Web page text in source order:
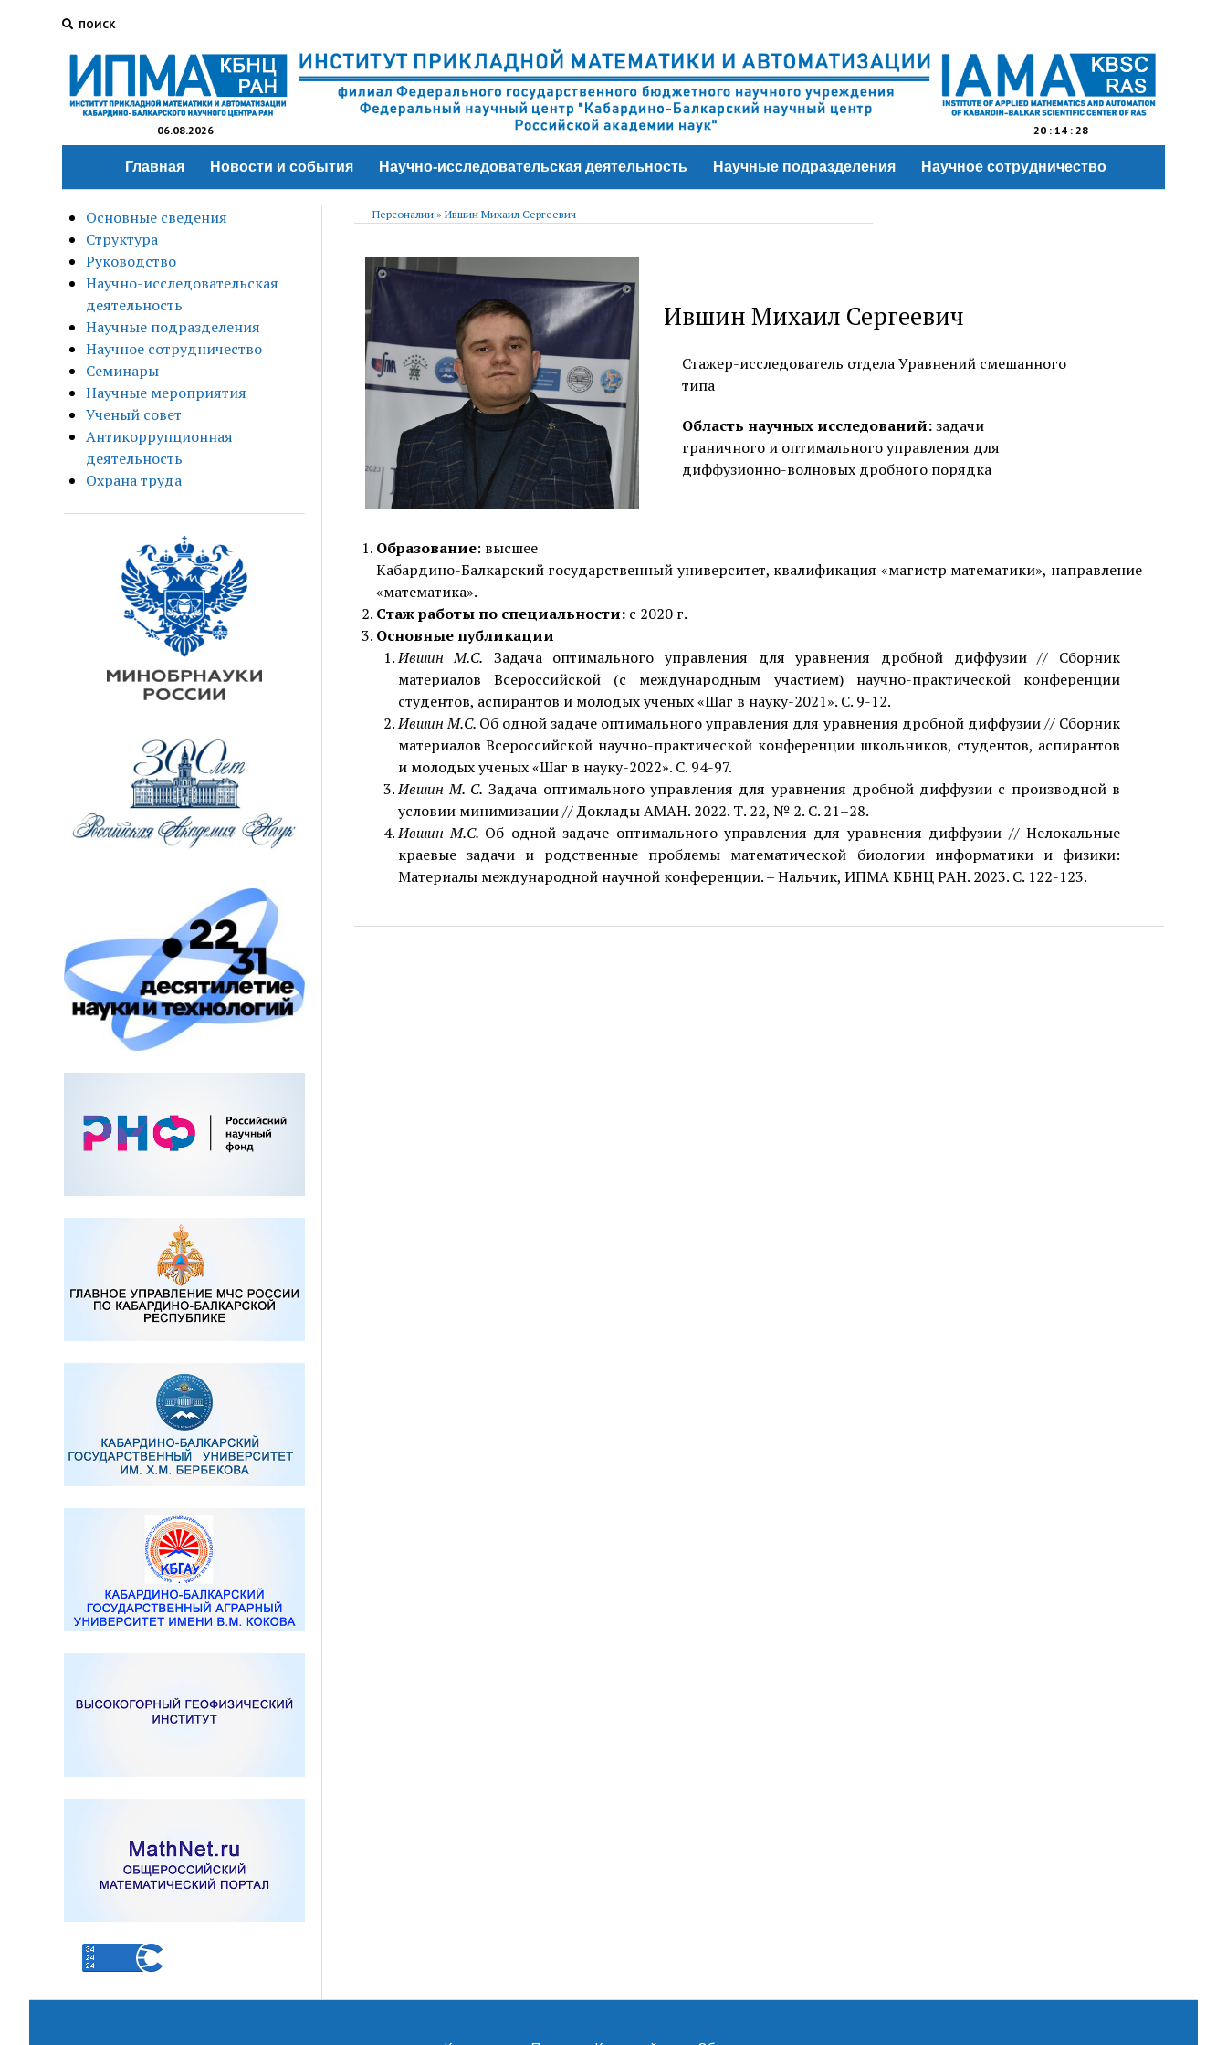
ПОИСК
06.08.2026 20 : 14 : 29
Главная Новости и события Научно-исследовательская деятельность Научные подразделения Научное сотрудничество
Основные сведения
Структура
Руководство
Научно-исследовательская
деятельность
Научные подразделения
Научное сотрудничество
Семинары
Научные мероприятия
Ученый совет
Антикоррупционная
деятельность
Охрана труда
Персоналии» Ившин Михаил Сергеевич
Ившин Михаил Сергеевич
Стажер-исследователь отдела Уравнений смешанного
типа
Область научных исследований:задачи
граничного и оптимального управления для
диффузионно-волновых дробного порядка
Образование: высшее
Кабардино-Балкарский государственный университет, квалификация «магистр математики», направление
«математика».
Стаж работы по специальности:с 2020 г.
Основные публикации
Ившин М.С. Задача оптимального управления для уравнения дробной диффузии // Сборник
материалов Всероссийской (с международным участием) научно-практической конференции
студентов, аспирантов и молодых ученых «Шаг в науку-2021». С. 9-12.
Ившин М.С. Об одной задаче оптимального управления для уравнения дробной диффузии // Сборник
материалов Всероссийской научно-практической конференции школьников, студентов, аспирантов
и молодых ученых «Шаг в науку-2022». С. 94-97.
Ившин М. С. Задача оптимального управления для уравнения дробной диффузии c производной в
условии минимизации // Доклады АМАН. 2022. Т. 22, № 2. С. 21–28.
Ившин М.С. Об одной задаче оптимального управления для уравнения диффузии // Нелокальные
краевые задачи и родственные проблемы математической биологии информатики и физики:
Материалы международной научной конференции. – Нальчик, ИПМА КБНЦ РАН. 2023. С. 122-123.